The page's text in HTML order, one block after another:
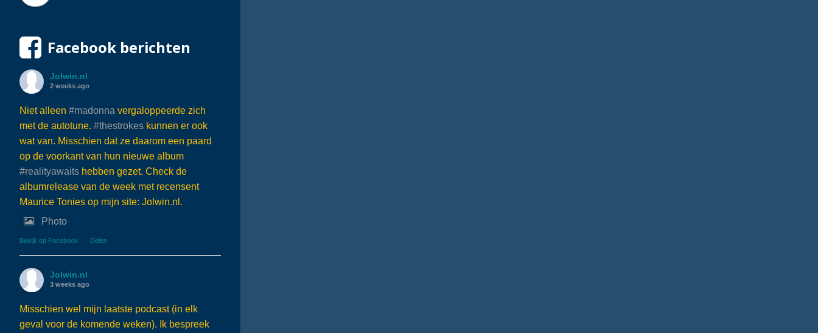
Facebook berichten
Jolwin.nl
2 weeks ago
Niet alleen #madonna vergaloppeerde zich
met de autotune. #thestrokes kunnen er ook
wat van. Misschien dat ze daarom een paard
op de voorkant van hun nieuwe album
#realityawaits hebben gezet. Check de
albumrelease van de week met recensent
Maurice Tonies op mijn site: Jolwin.nl.
Photo
Bekijk op Facebook · Delen
Jolwin.nl
3 weeks ago
Misschien wel mijn laatste podcast (in elk
geval voor de komende weken). Ik bespreek